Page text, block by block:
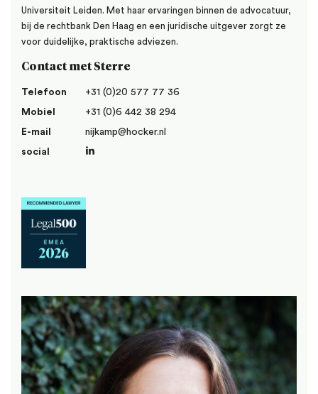
Universiteit Leiden. Met haar ervaringen binnen de advocatuur,
bij de rechtbank Den Haag en een juridische uitgever zorgt ze
voor duidelijke, praktische adviezen.
Contact met Sterre
Telefoon
+31 (0)20 577 77 36
Mobiel
+31 (0)6 442 38 294
E-mail
nijkamp@hocker.nl
social